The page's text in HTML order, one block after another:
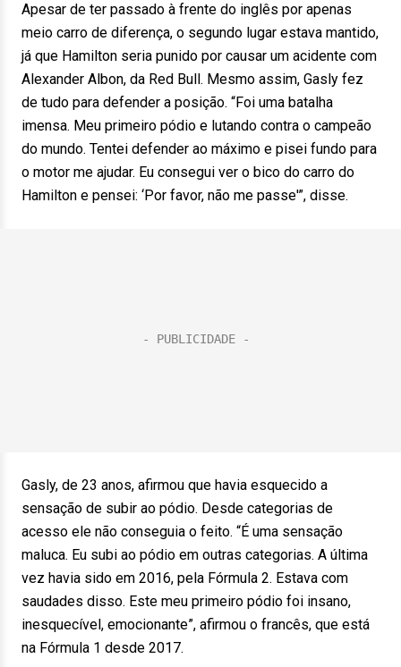
Apesar de ter passado à frente do inglês por apenas
meio carro de diferença, o segundo lugar estava mantido,
já que Hamilton seria punido por causar um acidente com
Alexander Albon, da Red Bull. Mesmo assim, Gasly fez
de tudo para defender a posição. “Foi uma batalha
imensa. Meu primeiro pódio e lutando contra o campeão
do mundo. Tentei defender ao máximo e pisei fundo para
o motor me ajudar. Eu consegui ver o bico do carro do
Hamilton e pensei: ‘Por favor, não me passe'”, disse.
Gasly, de 23 anos, afirmou que havia esquecido a
sensação de subir ao pódio. Desde categorias de
acesso ele não conseguia o feito. “É uma sensação
maluca. Eu subi ao pódio em outras categorias. A última
vez havia sido em 2016, pela Fórmula 2. Estava com
saudades disso. Este meu primeiro pódio foi insano,
inesquecível, emocionante”, afirmou o francês, que está
na Fórmula 1 desde 2017.